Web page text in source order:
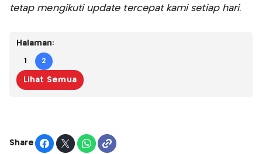
tetap mengikuti update tercepat kami setiap hari.
Halaman:
1 2
Lihat Semua
Share